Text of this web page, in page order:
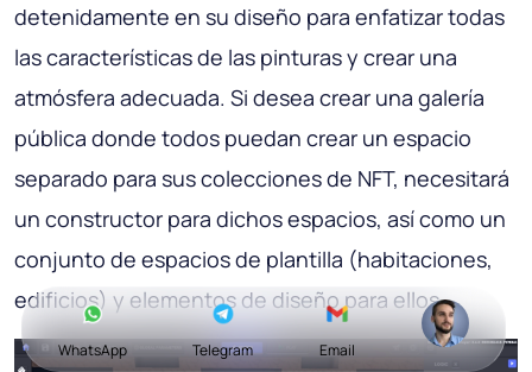
detenidamente en su diseño para enfatizar todas
las características de las pinturas y crear una
atmósfera adecuada. Si desea crear una galería
pública donde todos puedan crear un espacio
separado para sus colecciones de NFT, necesitará
un constructor para dichos espacios, así como un
conjunto de espacios de plantilla (habitaciones,
edificios) y elementos de diseño para ellos.
WhatsApp Telegram Email